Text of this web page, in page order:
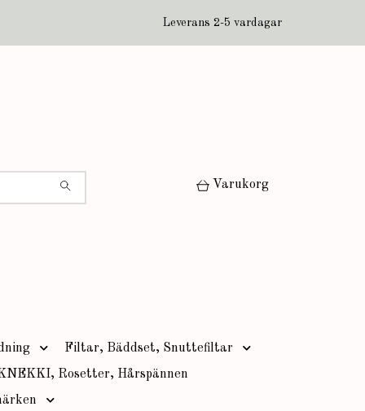
Leverans 2-5 vardagar
Varukorg
Filtar, Bäddset, Snuttefiltar
Rosetter, Hårspännen